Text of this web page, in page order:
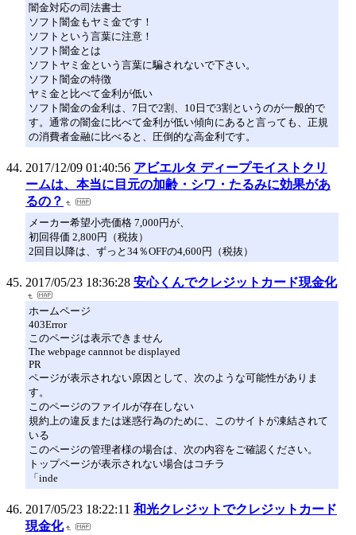
闇金対応の司法書士
ソフト闇金もヤミ金です！
ソフトという言葉に注意！
ソフト闇金とは
ソフトヤミ金という言葉に騙されないで下さい。
ソフト闇金の特徴
ヤミ金と比べて金利が低い
ソフト闇金の金利は、7日で2割、10日で3割というのが一般的で
す。通常の闇金に比べて金利が低い傾向にあると言っても、正規
の消費者金融に比べると、圧倒的な高金利です。
2017/12/09 01:40:56 アビエルタ ディープモイストクリ
ームは、本当に目元の加齢・シワ・たるみに効果があ
るの？
メーカー希望小売価格 7,000円が、
初回得価 2,800円（税抜）
2回目以降は、ずっと34％OFFの4,600円（税抜）
2017/05/23 18:36:28 安心くんでクレジットカード現金化
ホームページ
403Error
このページは表示できません
The webpage cannnot be displayed
PR
ページが表示されない原因として、次のような可能性がありま
す。
このページのファイルが存在しない
規約上の違反または迷惑行為のために、このサイトが凍結されて
いる
このページの管理者様の場合は、次の内容をご確認ください。
トップページが表示されない場合はコチラ
「inde
2017/05/23 18:22:11 和光クレジットでクレジットカード
現金化